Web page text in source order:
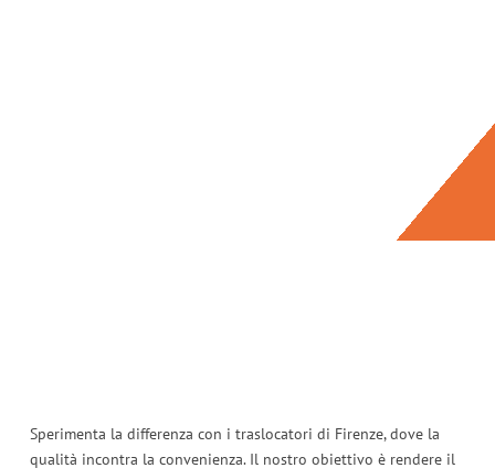
Sperimenta la differenza con i traslocatori di Firenze, dove la
qualità incontra la convenienza. Il nostro obiettivo è rendere il